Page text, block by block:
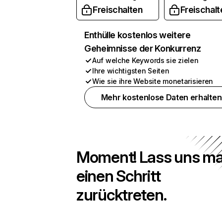
Freischalten
Enthülle kostenlos weitere
Geheimnisse der Konkurrenz
Auf welche Keywords sie zielen
Ihre wichtigsten Seiten
Wie sie ihre Website monetarisieren
Mehr kostenlose Daten erhalten
Moment! Lass uns
einen Schritt
zurücktreten.